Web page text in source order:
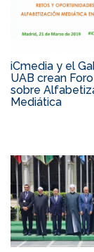
iCmedia y el
UAB crean
sobre
Mediática